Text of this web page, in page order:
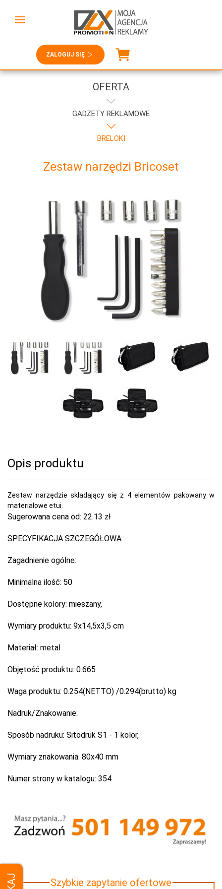
ZALOGUJ SIĘ
OFERTA
GADŻETY REKLAMOWE
BRELOKI
Zestaw narzędzi Bricoset
Opis produktu
Zestaw narzędzie składający się z 4 elementów pakowany w
materiałowe etui.
Sugerowana cena od: 22.13 zł
SPECYFIKACJA SZCZEGÓŁOWA
Zagadnienie ogólne:
Minimalna ilość: 50
Dostępne kolory: mieszany,
Wymiary produktu: 9x14,5x3,5 cm
Materiał: metal
Objętość produktu: 0.665
Waga produktu: 0.254(NETTO) /0.294(brutto) kg
Nadruk/Znakowanie:
Sposób nadruku: Sitodruk S1 - 1 kolor,
Wymiary znakowania: 80x40 mm
Numer strony w katalogu: 354
Szybkie zapytanie ofertowe